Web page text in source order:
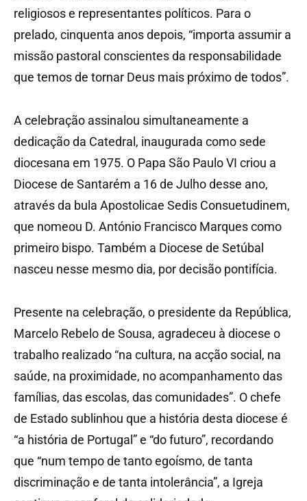
religiosos e representantes políticos. Para o
prelado, cinquenta anos depois, “importa assumir a
missão pastoral conscientes da responsabilidade
que temos de tornar Deus mais próximo de todos”.
A celebração assinalou simultaneamente a
dedicação da Catedral, inaugurada como sede
diocesana em 1975. O Papa São Paulo VI criou a
Diocese de Santarém a 16 de Julho desse ano,
através da bula Apostolicae Sedis Consuetudinem,
que nomeou D. António Francisco Marques como
primeiro bispo. Também a Diocese de Setúbal
nasceu nesse mesmo dia, por decisão pontifícia.
Presente na celebração, o presidente da República,
Marcelo Rebelo de Sousa, agradeceu à diocese o
trabalho realizado “na cultura, na acção social, na
saúde, na proximidade, no acompanhamento das
famílias, das escolas, das comunidades”. O chefe
de Estado sublinhou que a história desta diocese é
“a história de Portugal” e “do futuro”, recordando
que “num tempo de tanto egoísmo, de tanta
discriminação e de tanta intolerância”, a Igreja